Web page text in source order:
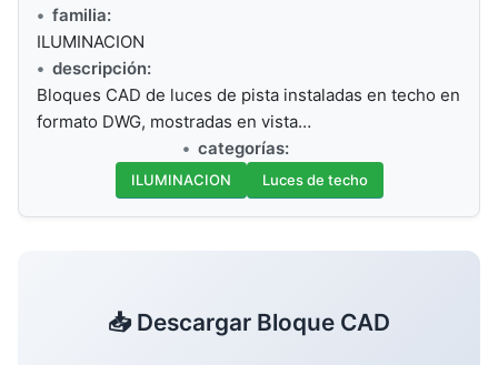
familia:
ILUMINACION
descripción:
Bloques CAD de luces de pista instaladas en techo en
formato DWG, mostradas en vista…
categorías:
ILUMINACION Luces de techo
📥 Descargar Bloque CAD